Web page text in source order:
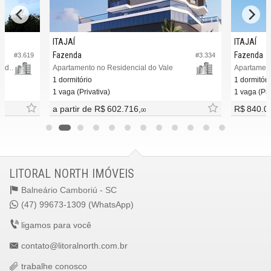
#3.619
Apartamento no Edifício Oxford 586 Residence
#3.334
ITAJAÍ
Fazenda
Apartamento no Residencial do Vale
1 dormitório
1 vaga (Privativa)
a partir de R$ 602.716, 00
ITAJAÍ
Fazenda
1
1 vaga
R$
LITORAL NORTH IMÓVEIS
Balneário Camboriú - SC
(47) 99673-1309 (WhatsApp)
ligamos para você
contato@litoralnorth.com.br
trabalhe conosco